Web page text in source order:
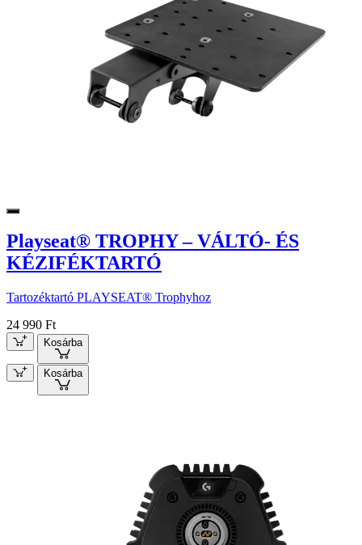
Playseat® TROPHY – VÁLTÓ- ÉS
KÉZIFÉKTARTÓ
Tartozéktartó PLAYSEAT® Trophyhoz
24 990 Ft
Kosárba
Kosárba